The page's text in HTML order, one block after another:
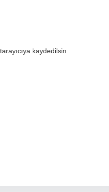
kaydedilsin.